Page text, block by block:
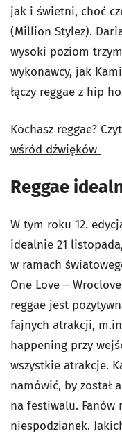
jak i świetni, choć
(Million Stylez).
wysoki poziom
wykonawcy, jak
łączy reggae z hip
Kochasz reggae?
wśród dźwięków
Reggae
W tym roku 12.
idealnie 21
w ramach
One Love –
reggae jest
fajnych atrakcji,
happening przy
wszystkie atrakcje.
namówić, by został
na festiwalu. Fanów
niespodzianek.